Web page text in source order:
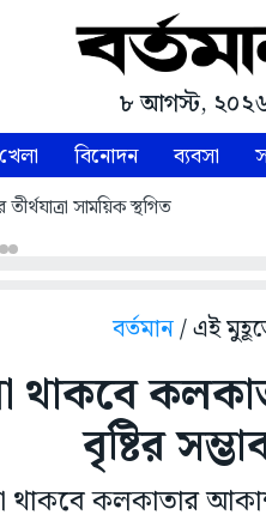
৮ আগস্ট,
খেলা বিনোদন ব্যবসা
সাময়িক স্থগিত
বর্তমান/ এই
বৃষ্টির
কলকাতার আকাশ,